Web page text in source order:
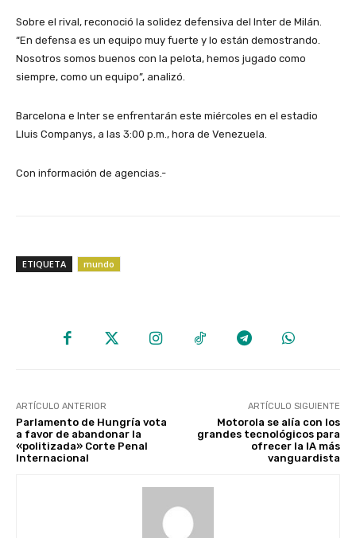
Sobre el rival, reconoció la solidez defensiva del Inter de Milán.
“En defensa es un equipo muy fuerte y lo están demostrando.
Nosotros somos buenos con la pelota, hemos jugado como
siempre, como un equipo”, analizó.
Barcelona e Inter se enfrentarán este miércoles en el estadio
Lluis Companys, a las 3:00 p.m., hora de Venezuela.
Con información de agencias.-
ETIQUETA mundo
ARTÍCULO ANTERIOR
Parlamento de Hungría vota
a favor de abandonar la
«politizada» Corte Penal
Internacional
ARTÍCULO SIGUIENTE
Motorola se alía con los
grandes tecnológicos para
ofrecer la IA más
vanguardista